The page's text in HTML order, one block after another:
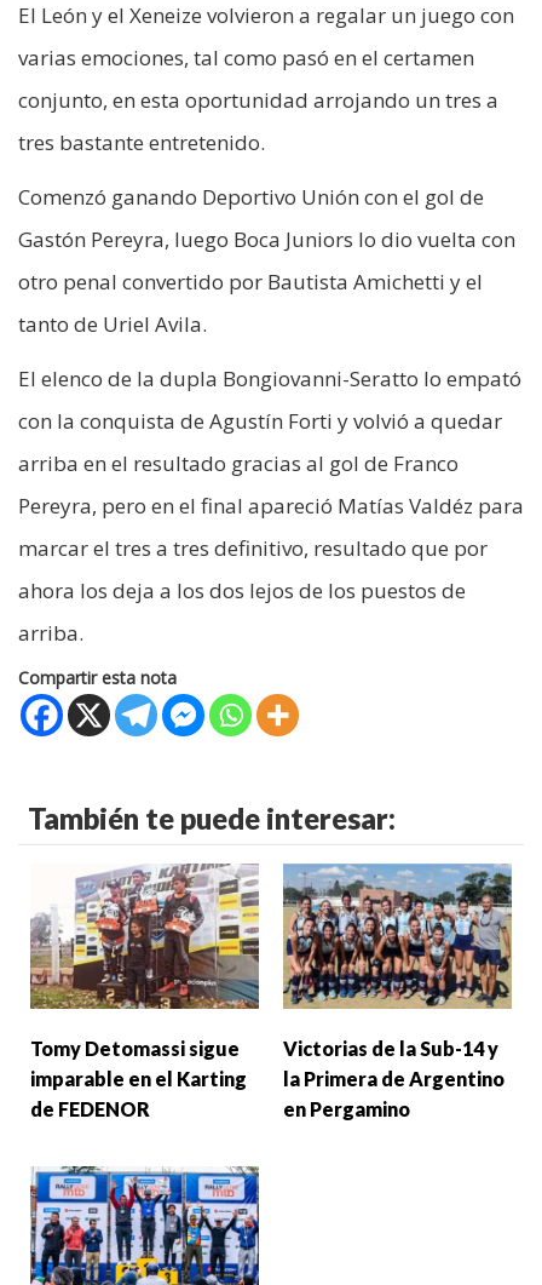
El León y el Xeneize volvieron a regalar un juego con
varias emociones, tal como pasó en el certamen
conjunto, en esta oportunidad arrojando un tres a
tres bastante entretenido.
Comenzó ganando Deportivo Unión con el gol de
Gastón Pereyra, luego Boca Juniors lo dio vuelta con
otro penal convertido por Bautista Amichetti y el
tanto de Uriel Avila.
El elenco de la dupla Bongiovanni-Seratto lo empató
con la conquista de Agustín Forti y volvió a quedar
arriba en el resultado gracias al gol de Franco
Pereyra, pero en el final apareció Matías Valdéz para
marcar el tres a tres definitivo, resultado que por
ahora los deja a los dos lejos de los puestos de
arriba.
Compartir esta nota
También te puede interesar:
Tomy Detomassi sigue
imparable en el Karting
de FEDENOR
Victorias de la Sub-14 y
la Primera de Argentino
en Pergamino